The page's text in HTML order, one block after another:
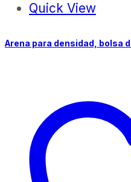
Quick View
Arena para densidad, bolsa